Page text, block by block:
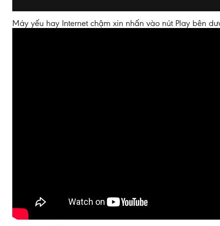
Máy yếu hay Internet chậm xin nhấn vào nút Play bên